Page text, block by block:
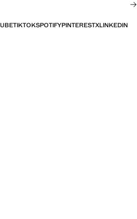
TIKTOKSPOTIFYPINTERESTXLINKEDIN